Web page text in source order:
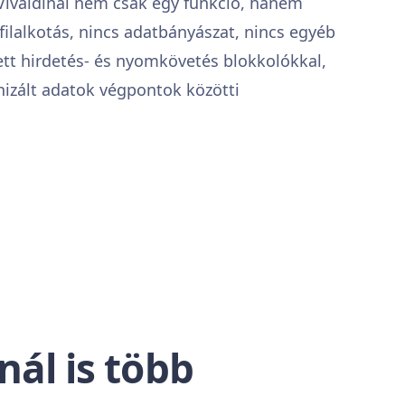
nincs adatbányászat, nincs egyéb
hirdetés- és nyomkövetés blokkolókkal,
adatok végpontok közötti
is több